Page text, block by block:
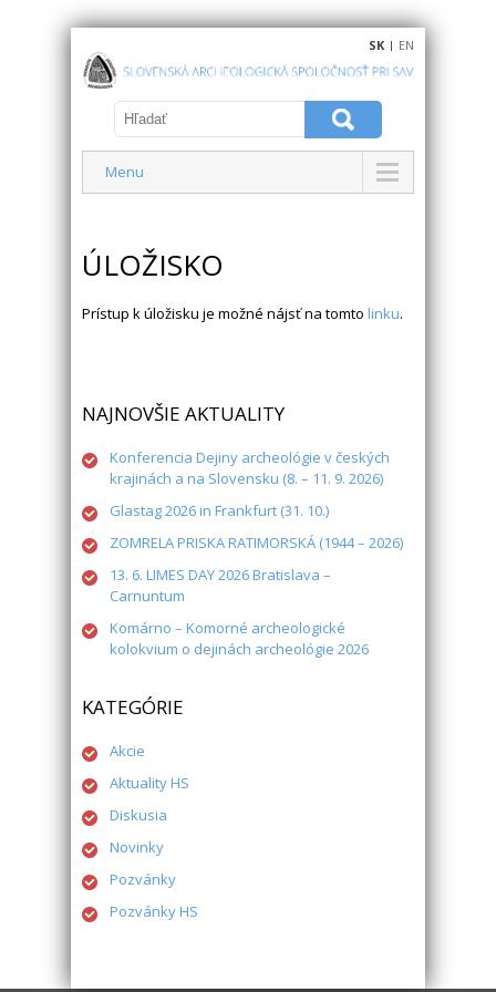
SK | EN
Menu
ÚLOŽISKO
Prístup k úložisku je možné nájsť na tomto linku.
NAJNOVŠIE AKTUALITY
Konferencia Dejiny archeológie v českých
krajinách a na Slovensku (8. – 11. 9. 2026)
Glastag 2026 in Frankfurt (31. 10.)
ZOMRELA PRISKA RATIMORSKÁ (1944 – 2026)
13. 6. LIMES DAY 2026 Bratislava –
Carnuntum
Komárno – Komorné archeologické
kolokvium o dejinách archeológie 2026
KATEGÓRIE
Akcie
Aktuality HS
Diskusia
Novinky
Pozvánky
Pozvánky HS